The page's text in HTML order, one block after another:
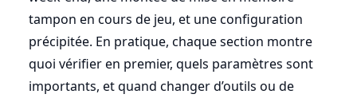
tampon en cours de jeu, et une configuration
précipitée. En pratique, chaque section montre
quoi vérifier en premier, quels paramètres sont
importants, et quand changer d’outils ou de